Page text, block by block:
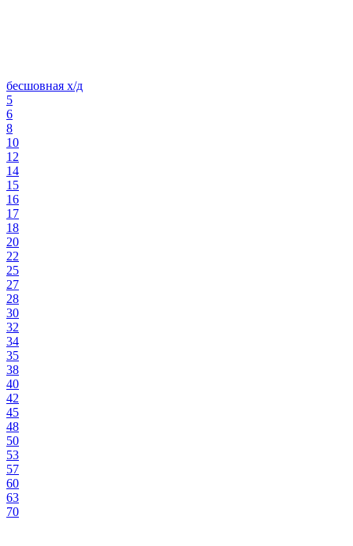
бесшовная х/д
5
6
8
10
12
14
15
16
17
18
20
22
25
27
28
30
32
34
35
38
40
42
45
48
50
53
57
60
63
70